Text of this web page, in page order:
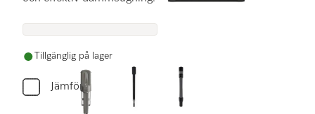
Tillgänglig på lager
Jämför